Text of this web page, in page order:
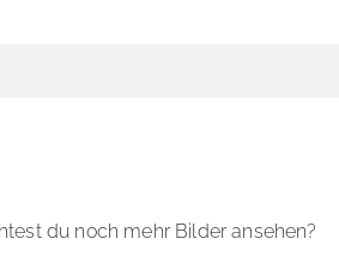
du noch mehr Bilder ansehen?